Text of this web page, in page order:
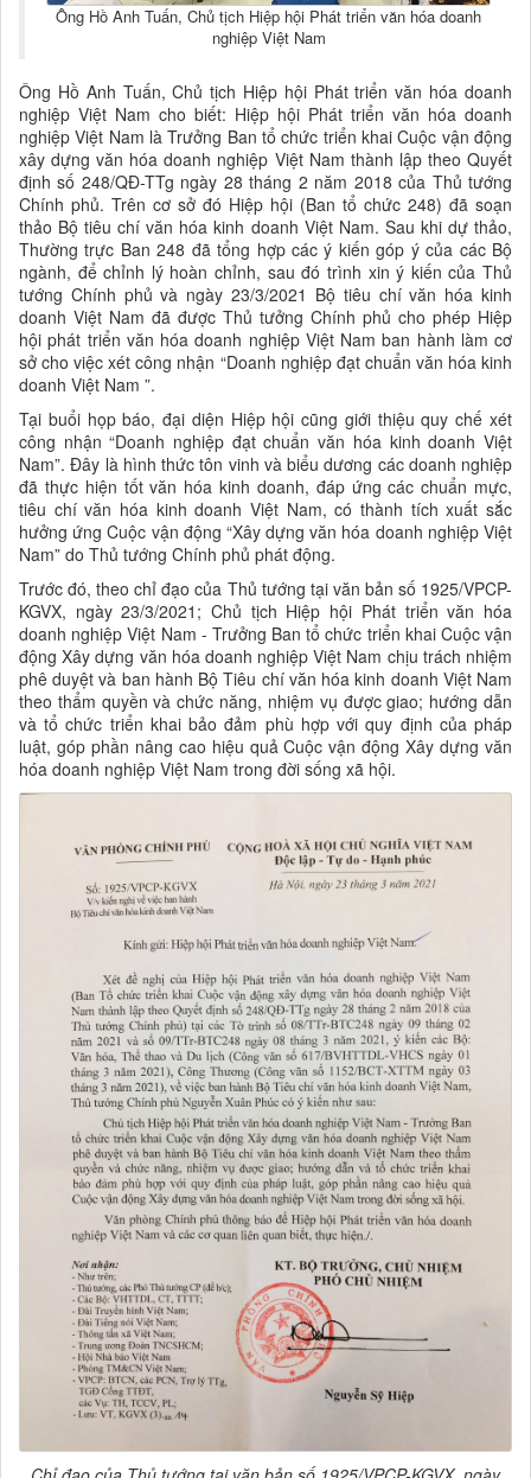
Ông Hồ Anh Tuấn, Chủ tịch Hiệp hội Phát triển văn hóa doanh
nghiệp Việt Nam
Ông Hồ Anh Tuấn, Chủ tịch Hiệp hội Phát triển văn hóa doanh
nghiệp Việt Nam cho biết: Hiệp hội Phát triển văn hóa doanh
nghiệp Việt Nam là Trưởng Ban tổ chức triển khai Cuộc vận động
xây dựng văn hóa doanh nghiệp Việt Nam thành lập theo Quyết
định số 248/QĐ-TTg ngày 28 tháng 2 năm 2018 của Thủ tướng
Chính phủ. Trên cơ sở đó Hiệp hội (Ban tổ chức 248) đã soạn
thảo Bộ tiêu chí văn hóa kinh doanh Việt Nam. Sau khi dự thảo,
Thường trực Ban 248 đã tổng hợp các ý kiến góp ý của các Bộ
ngành, để chỉnh lý hoàn chỉnh, sau đó trình xin ý kiến của Thủ
tướng Chính phủ và ngày 23/3/2021 Bộ tiêu chí văn hóa kinh
doanh Việt Nam đã được Thủ tưởng Chính phủ cho phép Hiệp
hội phát triển văn hóa doanh nghiệp Việt Nam ban hành làm cơ
sở cho việc xét công nhận “Doanh nghiệp đạt chuẩn văn hóa kinh
doanh Việt Nam ”.
Tại buổi họp báo, đại diện Hiệp hội cũng giới thiệu quy chế xét
công nhận “Doanh nghiệp đạt chuẩn văn hóa kinh doanh Việt
Nam”. Đây là hình thức tôn vinh và biểu dương các doanh nghiệp
đã thực hiện tốt văn hóa kinh doanh, đáp ứng các chuẩn mực,
tiêu chí văn hóa kinh doanh Việt Nam, có thành tích xuất sắc
hưởng ứng Cuộc vận động “Xây dựng văn hóa doanh nghiệp Việt
Nam” do Thủ tướng Chính phủ phát động.
Trước đó, theo chỉ đạo của Thủ tướng tại văn bản số 1925/VPCP-
KGVX, ngày 23/3/2021; Chủ tịch Hiệp hội Phát triển văn hóa
doanh nghiệp Việt Nam - Trưởng Ban tổ chức triển khai Cuộc vận
động Xây dựng văn hóa doanh nghiệp Việt Nam chịu trách nhiệm
phê duyệt và ban hành Bộ Tiêu chí văn hóa kinh doanh Việt Nam
theo thẩm quyền và chức năng, nhiệm vụ được giao; hướng dẫn
và tổ chức triển khai bảo đảm phù hợp với quy định của pháp
luật, góp phần nâng cao hiệu quả Cuộc vận động Xây dựng văn
hóa doanh nghiệp Việt Nam trong đời sống xã hội.